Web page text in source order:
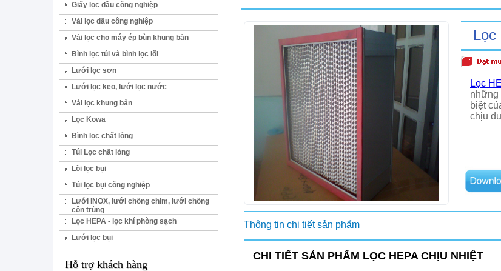
Giấy lọc dầu công nghiệp
Vải lọc dầu công nghiệp
Vải lọc cho máy ép bùn khung bản
Bình lọc túi và bình lọc lõi
Lưới lọc sơn
Lưới lọc keo, lưới lọc nước
Vải lọc khung bản
Lọc Kowa
Bình lọc chất lỏng
Túi Lọc chất lỏng
Lõi lọc bụi
Túi lọc bụi công nghiệp
Lưới INOX, lưới chống chim, lưới chống
côn trùng
Lọc HEPA - lọc khí phòng sạch
Lưới lọc bụi
Hỗ trợ khách hàng
Lọc
Lọc
những
biệt
chịu
Thông tin chi tiết sản phẩm
CHI TIẾT SẢN PHẨM LỌC HEPA CHỊU NHIỆT